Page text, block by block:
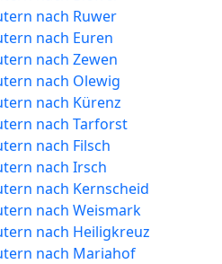
nach Ruwer
nach Euren
nach Zewen
nach Olewig
nach Kürenz
nach Tarforst
nach Filsch
nach Irsch
nach Kernscheid
nach Weismark
nach Heiligkreuz
nach Mariahof